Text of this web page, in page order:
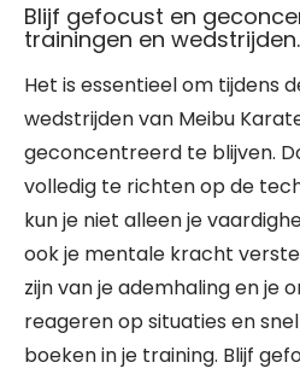
Blijf gefocust en
trainingen en wedstrijden.
Het is essentieel om tijdens
wedstrijden van Meibu
geconcentreerd te blijven.
volledig te richten op de
kun je niet alleen je
ook je mentale kracht
zijn van je ademhaling en je
reageren op situaties en
boeken in je training. Blijf